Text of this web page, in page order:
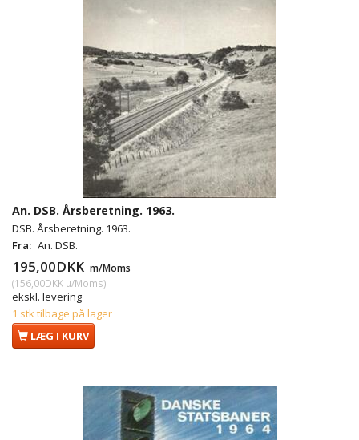
An. DSB. Årsberetning. 1963.
DSB. Årsberetning. 1963.
Fra: An. DSB.
195,00DKK m/Moms
(156,00DKK u/Moms)
ekskl. levering
1 stk tilbage på lager
LÆG I KURV